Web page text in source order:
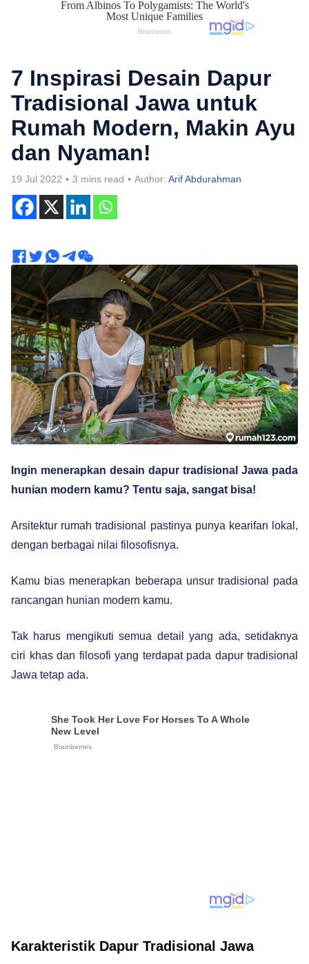
7 Inspirasi Desain Dapur
Tradisional Jawa untuk
Rumah Modern, Makin Ayu
dan Nyaman!
19 Jul 2022 3 mins read Author: Arif Abdurahman
Ingin menerapkan desain dapur tradisional Jawa pada
hunian modern kamu? Tentu saja, sangat bisa!
Arsitektur rumah tradisional pastinya punya kearifan lokal,
dengan berbagai nilai filosofisnya.
Kamu bias menerapkan beberapa unsur tradisional pada
rancangan hunian modern kamu.
Tak harus mengikuti semua detail yang ada, setidaknya
ciri khas dan filosofi yang terdapat pada dapur tradisional
Jawa tetap ada.
Karakteristik Dapur Tradisional Jawa